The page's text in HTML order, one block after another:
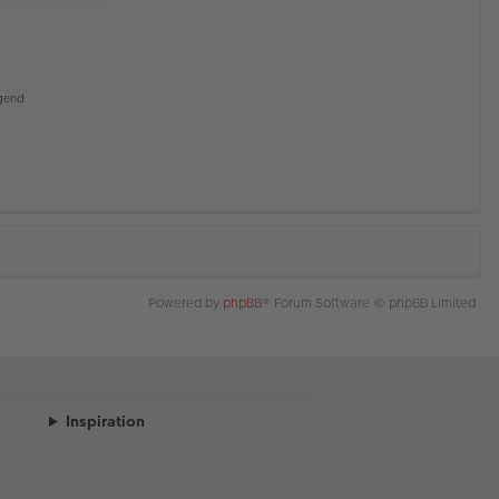
Powered by phpBB® Forum Software © phpBB Limited
Inspiration